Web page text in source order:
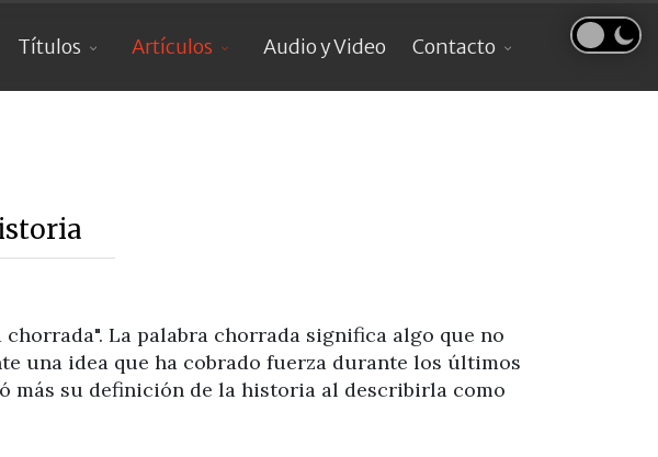
Títulos Artículos Audio y Video Contacto
La palabra chorrada significa algo que no
una idea que ha cobrado fuerza durante los últimos
más su definición de la historia al describirla como